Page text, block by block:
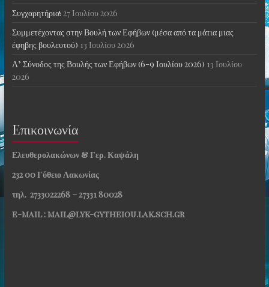
Συγχαρητήρια! 27 Ιουλίου 2026
Συμμετέχοντας στην Βουλή των Εφήβων (μέσα από τα μάτια μιας
έφηβης βουλευτού) 13 Ιουλίου 2026
Λ’ Σύνοδος της Βουλής των Εφήβων (6-9 Ιουλίου 2026) 13 Ιουλίου
2026
Eπικοινωνία
Ελευθερολακώνων & Γερ. Καψάλη
232 00 Γύθειο Λακωνίας
τηλ. 2733022268 – 27331 80028
e-mail : mail@lyk-gytheiou.lak.sch.gr